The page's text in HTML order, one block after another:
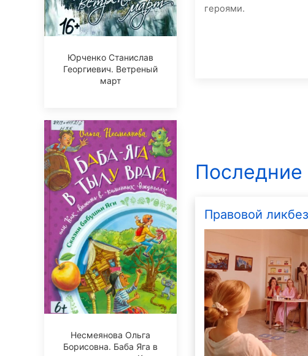
Юрченко Станислав
Георгиевич. Ветреный
март
Несмеянова Ольга
Борисовна. Баба Яга в
героями.
Последние
Правовой ликбез